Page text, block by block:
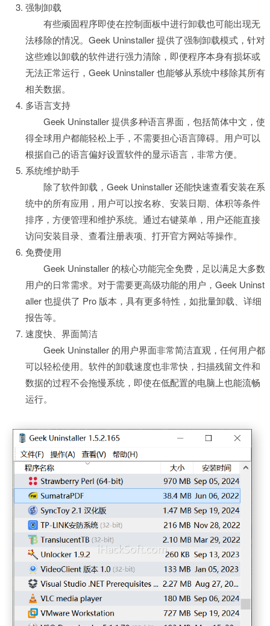
强制卸载
有些顽固程序即使在控制面板中进行卸载也可能出现无
法移除的情况。Geek Uninstaller 提供了强制卸载模式，针对
这些难以卸载的软件进行强力清除，即便程序本身有损坏或
无法正常运行，Geek Uninstaller 也能够从系统中移除其所有
相关数据。
多语言支持
Geek Uninstaller 提供多种语言界面，包括简体中文，使
得全球用户都能轻松上手，不需要担心语言障碍。用户可以
根据自己的语言偏好设置软件的显示语言，非常方便。
系统维护助手
除了软件卸载，Geek Uninstaller 还能快速查看安装在系
统中的所有应用，用户可以按名称、安装日期、体积等条件
排序，方便管理和维护系统。通过右键菜单，用户还能直接
访问安装目录、查看注册表项、打开官方网站等操作。
免费使用
Geek Uninstaller 的核心功能完全免费，足以满足大多数
用户的日常需求。对于需要更高级功能的用户，Geek Uninst
aller 也提供了 Pro 版本，具有更多特性，如批量卸载、详细
报告等。
速度快、界面简洁
Geek Uninstaller 的用户界面非常简洁直观，任何用户都
可以轻松使用。软件的卸载速度也非常快，扫描残留文件和
数据的过程不会拖慢系统，即使在低配置的电脑上也能流畅
运行。